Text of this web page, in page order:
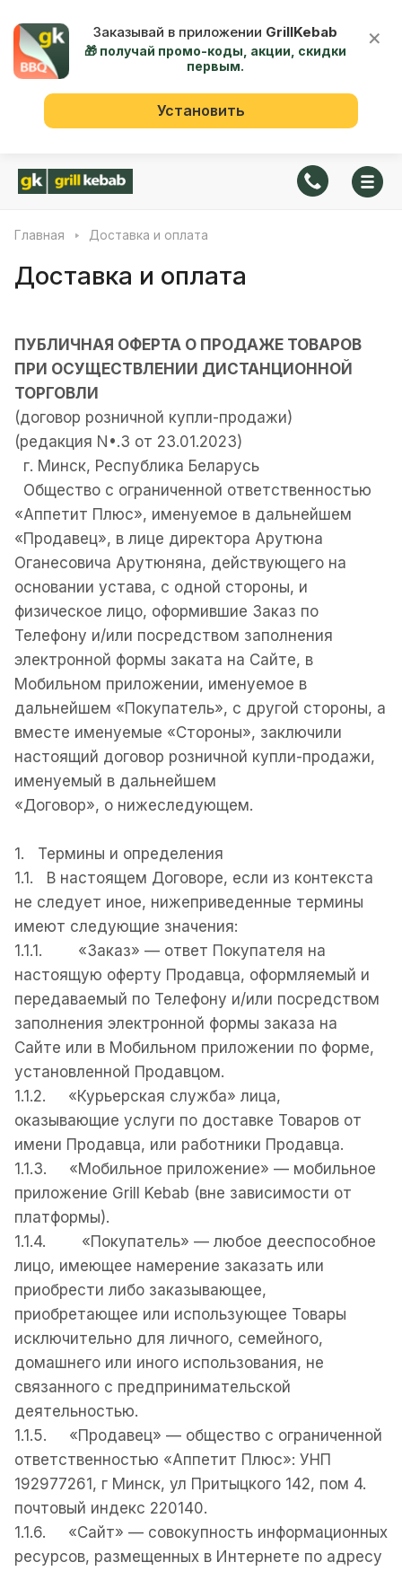
Заказывай в приложении GrillKebab
🎁 получай промо-коды, акции, скидки
первым.
×
Установить
Главная Доставка и оплата
Доставка и оплата
ПУБЛИЧНАЯ ОФЕРТА О ПРОДАЖЕ TOBAPOB
ПРИ ОСУЩЕСТВЛЕНИИ ДИСТАНЦИОННОЙ
ТОРГОВЛИ
(договор розничной купли-продажи)
(редакция N•.3 от 23.01.2023)
г. Минск, Республика Беларусь
Общество с ограниченной ответственностью
«Аппетит Плюс», именуемое в дальнейшем
«Продавец», в лице директора Арутюна
Оганесовича Арутюняна, действующего на
основании устава, с одной стороны, и
физическое лицо, оформившие Заказ по
Телефону и/или посредством заполнения
электронной формы заката на Сайте, в
Мобильном приложении, именуемое в
дальнейшем «Покупатель», с другой стороны, а
вместе именуемые «Стороны», заключили
настоящий договор розничной купли-продажи,
именуемый в дальнейшем
«Договор», о нижеследующем.
1. Термины и определения
1.1. В настоящем Договоре, если из контекста
не следует иное, нижеприведенные термины
имеют следующие значения:
1.1.1. «Заказ» — ответ Покупателя на
настоящую оферту Продавца, оформляемый и
передаваемый по Телефону и/или посредством
заполнения электронной формы заказа на
Сайте или в Мобильном приложении по форме,
установленной Продавцом.
1.1.2. «Курьерская служба» лица,
оказывающие услуги по доставке Товаров от
имени Продавца, или работники Продавца.
1.1.3. «Мобильное приложение» — мобильное
приложение Grill Kebab (вне зависимости от
платформы).
1.1.4. «Покупатель» — любое дееспособное
лицо, имеющее намерение заказать или
приобрести либо заказывающее,
приобретающее или использующее Товары
исключительно для личного, семейного,
домашнего или иного использования, не
связанного с предпринимательской
деятельностью.
1.1.5. «Продавец» — общество с ограниченной
ответственностью «Аппетит Плюс»: УНП
192977261, г Минск, ул Притыцкого 142, пом 4.
почтовый индекс 220140.
1.1.6. «Сайт» — совокупность информационных
ресурсов, размещенных в Интернете по адресу